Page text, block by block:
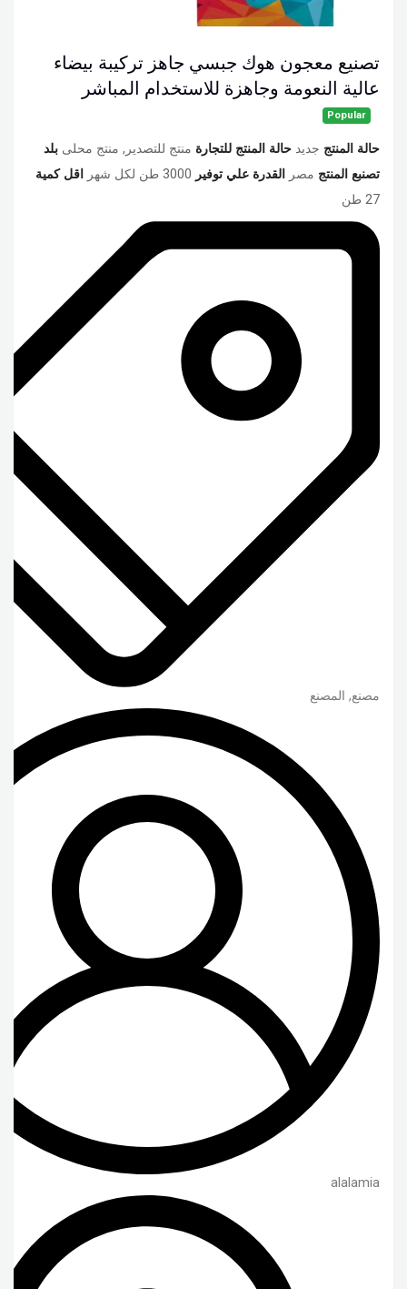
تصنيع معجون هوك جبسي جاهز تركيبة بيضاء
عالية النعومة وجاهزة للاستخدام المباشر
Popular
حالة المنتج جديد حالة المنتج للتجارة منتج للتصدير, منتج محلى بلد
تصنبع المنتج مصر القدرة علي توفير 3000 طن لكل شهر
اقل كمية
27 طن
مصنع, المصنع
alalamia